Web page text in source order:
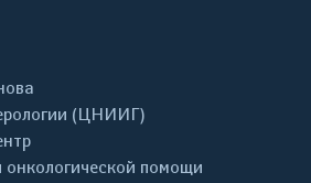
(ЦНИИГ)
помощи